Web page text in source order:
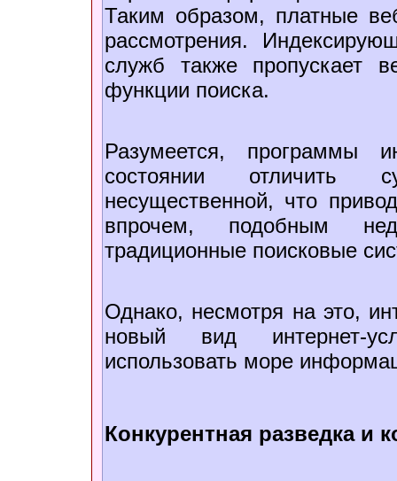
Таким образом, платные
рассмотрения.
служб также пропускает
функции поиска.
Разумеется, программы
состоянии отличить
несущественной, что
впрочем, подобным
традиционные поисковые
Однако, несмотря на это,
новый вид интернет-
использовать море
Конкурентная разведка и